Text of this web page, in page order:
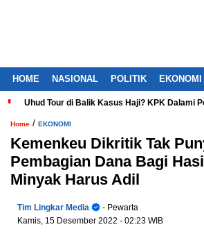
HOME NASIONAL POLITIK EKONOMI
Uhud Tour di Balik Kasus Haji? KPK Dalami
Home / EKONOMI
Kemenkeu Dikritik Tak
Pembagian Dana Bagi
Minyak Harus Adil
Tim Lingkar Media
- Pewarta
Kamis, 15 Desember 2022 - 02:23 WIB